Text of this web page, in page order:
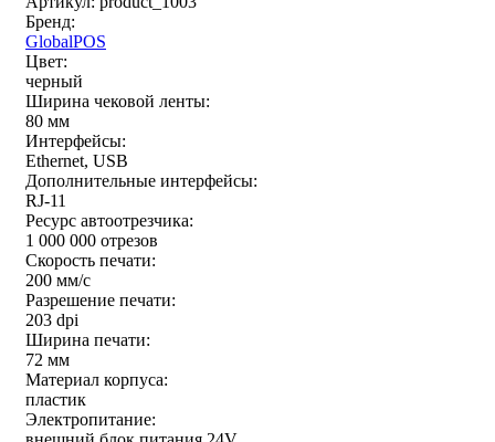
Бренд:
GlobalPOS
Цвет:
черный
Ширина чековой ленты:
80 мм
Интерфейсы:
Ethernet, USB
Дополнительные интерфейсы:
RJ-11
Ресурс автоотрезчика:
1 000 000 отрезов
Скорость печати:
200 мм/с
Разрешение печати:
203 dpi
Ширина печати:
72 мм
Материал корпуса:
пластик
Электропитание: